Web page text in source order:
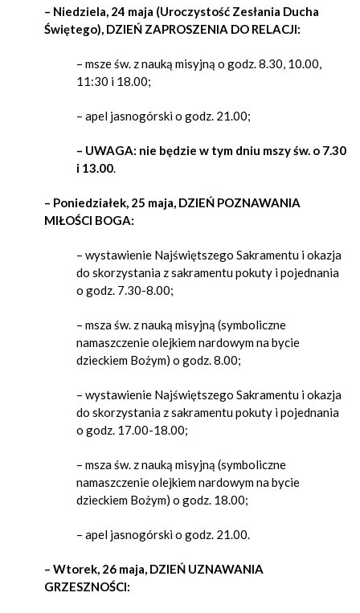
– Niedziela, 24 maja (Uroczystość Zesłania Ducha
Świętego), DZIEŃ ZAPROSZENIA DO RELACJI:
– msze św. z nauką misyjną o godz. 8.30, 10.00,
11:30 i 18.00;
– apel jasnogórski o godz. 21.00;
– UWAGA: nie będzie w tym dniu mszy św. o 7.30
i 13.00.
– Poniedziałek, 25 maja, DZIEŃ POZNAWANIA
MIŁOŚCI BOGA:
– wystawienie Najświętszego Sakramentu i okazja
do skorzystania z sakramentu pokuty i pojednania
o godz. 7.30-8.00;
– msza św. z nauką misyjną (symboliczne
namaszczenie olejkiem nardowym na bycie
dzieckiem Bożym) o godz. 8.00;
– wystawienie Najświętszego Sakramentu i okazja
do skorzystania z sakramentu pokuty i pojednania
o godz. 17.00-18.00;
– msza św. z nauką misyjną (symboliczne
namaszczenie olejkiem nardowym na bycie
dzieckiem Bożym) o godz. 18.00;
– apel jasnogórski o godz. 21.00.
– Wtorek, 26 maja, DZIEŃ UZNAWANIA
GRZESZNOŚCI: